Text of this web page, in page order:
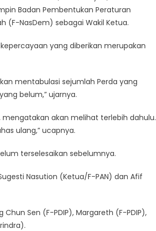
Badan Pembentukan Peraturan
(F-NasDem) sebagai Wakil Ketua.
yang diberikan merupakan
mentabulasi sejumlah Perda yang
belum,” ujarnya.
mengatakan akan melihat terlebih dahulu.
ulang,” ucapnya.
terselesaikan sebelumnya.
Nasution (Ketua/F-PAN) dan Afif
Sen (F-PDIP), Margareth (F-PDIP),